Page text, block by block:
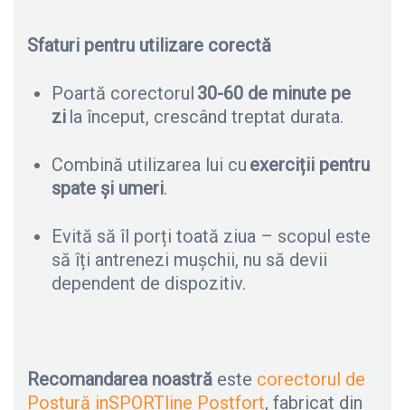
Sfaturi pentru utilizare corectă
Poartă corectorul 30-60 de minute pe
zi la început, crescând treptat durata.
Combină utilizarea lui cu exerciții pentru
spate și umeri.
Evită să îl porți toată ziua – scopul este
să îți antrenezi mușchii, nu să devii
dependent de dispozitiv.
Recomandarea noastră este corectorul de
Postură inSPORTline Postfort, fabricat din